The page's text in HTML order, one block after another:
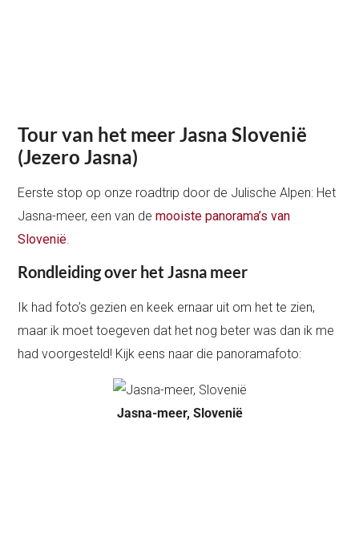
Tour van het meer Jasna Slovenië
(Jezero Jasna)
Eerste stop op onze roadtrip door de Julische Alpen: Het
Jasna-meer, een van demooiste panorama’s van
Slovenië.
Rondleiding over het Jasna meer
Ik had foto’s gezien en keek ernaar uit om het te zien,
maar ik moet toegeven dat het nog beter was dan ik me
had voorgesteld! Kijk eens naar die panoramafoto:
Jasna-meer, Slovenië